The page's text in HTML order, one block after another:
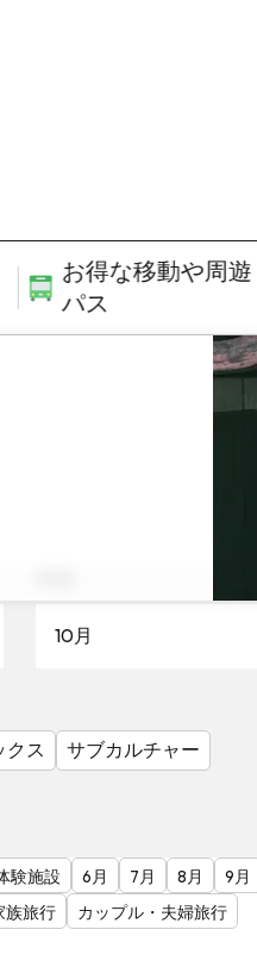
お得な移動や周遊
パス
10月
クス
サブカルチャー
験施設 6月 7月 8月
9月
族旅行
カップル・夫婦旅行